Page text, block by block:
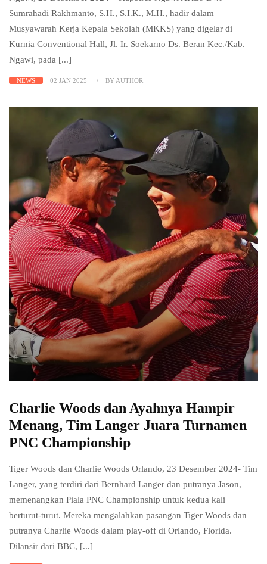
Sumrahadi Rakhmanto, S.H., S.I.K., M.H., hadir dalam
Musyawarah Kerja Kepala Sekolah (MKKS) yang digelar di
Kurnia Conventional Hall, Jl. Ir. Soekarno Ds. Beran Kec./Kab.
Ngawi, pada [...]
NEWS 02 JAN 2025 BY AUTHOR
Charlie Woods dan Ayahnya Hampir
Menang, Tim Langer Juara Turnamen
PNC Championship
Tiger Woods dan Charlie Woods Orlando, 23 Desember 2024- Tim
Langer, yang terdiri dari Bernhard Langer dan putranya Jason,
memenangkan Piala PNC Championship untuk kedua kali
berturut-turut. Mereka mengalahkan pasangan Tiger Woods dan
putranya Charlie Woods dalam play-off di Orlando, Florida.
Dilansir dari BBC, [...]